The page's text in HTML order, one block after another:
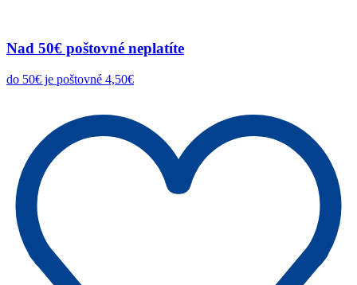
Nad 50€ poštovné neplatíte
do 50€ je poštovné 4,50€